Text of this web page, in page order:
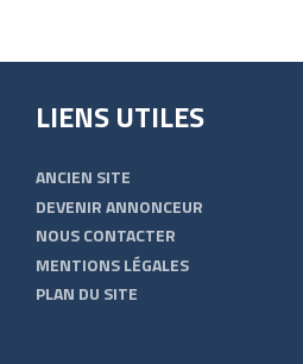
LIENS UTILES
ANCIEN SITE
DEVENIR ANNONCEUR
NOUS CONTACTER
MENTIONS LÉGALES
PLAN DU SITE